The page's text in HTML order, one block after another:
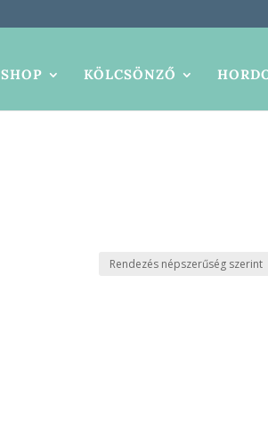
KÖLCSÖNZŐ